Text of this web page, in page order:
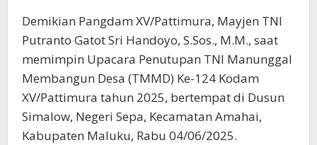
Demikian Pangdam XV/Pattimura, Mayjen TNI
Putranto Gatot Sri Handoyo, S.Sos., M.M., saat
memimpin Upacara Penutupan TNI Manunggal
Membangun Desa (TMMD) Ke-124 Kodam
XV/Pattimura tahun 2025, bertempat di Dusun
Simalow, Negeri Sepa, Kecamatan Amahai,
Kabupaten Maluku, Rabu 04/06/2025.